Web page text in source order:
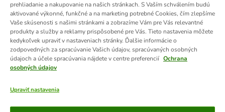
prehliadanie a nakupovanie na našich stránkach. S Vaším schválením budú
aktivované výkonné, funkčné a na marketing potrebné Cookies, čím zlepšíme
Vaše skúsenosti s našimi stránkami a zobrazíme Vám pre Vás relevantné
produkty a služby a reklamy prispôsobené pre Vás. Tieto nastavenia môžete
kedykoľvek upraviť v nastaveniach stránky. Ďalšie informácie o
zodpovedných za spracúvanie Vašich údajov, spracúvaných osobných
údajoch a účele spracúvania nájdete v centre preferencií Ochrana
osobných údajov
Upraviť nastavenia